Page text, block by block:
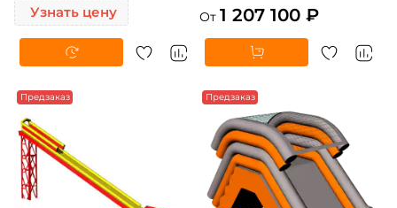
Узнать цену От 1 207 100 ₽
Предзаказ Предзаказ